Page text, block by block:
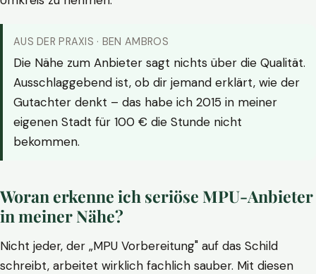
AUS DER PRAXIS · BEN AMBROS
Die Nähe zum Anbieter sagt nichts über die Qualität.
Ausschlaggebend ist, ob dir jemand erklärt, wie der
Gutachter denkt – das habe ich 2015 in meiner
eigenen Stadt für 100 € die Stunde nicht
bekommen.
Woran erkenne ich seriöse MPU-Anbieter
in meiner Nähe?
Nicht jeder, der „MPU Vorbereitung" auf das Schild
schreibt, arbeitet wirklich fachlich sauber. Mit diesen